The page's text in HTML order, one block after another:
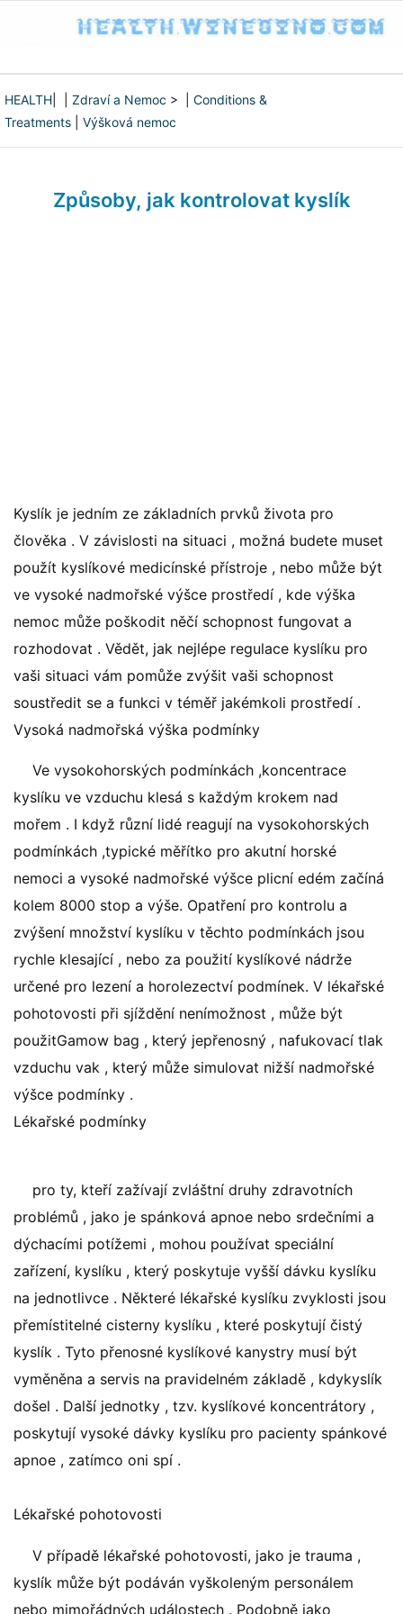
HEALTH Zdraví a Nemoc > | Conditions &
Treatments
Výšková nemoc
Způsoby, jak kontrolovat kyslík
Kyslík je jedním ze základních prvků života pro
člověka . V závislosti na situaci , možná budete muset
použít kyslíkové medicínské přístroje , nebo může být
ve vysoké nadmořské výšce prostředí , kde výška
nemoc může poškodit něčí schopnost fungovat a
rozhodovat . Vědět, jak nejlépe regulace kyslíku pro
vaši situaci vám pomůže zvýšit vaši schopnost
soustředit se a funkci v téměř jakémkoli prostředí .
Vysoká nadmořská výška podmínky
Ve vysokohorských podmínkách ,koncentrace
kyslíku ve vzduchu klesá s každým krokem nad
mořem . I když různí lidé reagují na vysokohorských
podmínkách ,typické měřítko pro akutní horské
nemoci a vysoké nadmořské výšce plicní edém začíná
kolem 8000 stop a výše. Opatření pro kontrolu a
zvýšení množství kyslíku v těchto podmínkách jsou
rychle klesající , nebo za použití kyslíkové nádrže
určené pro lezení a horolezectví podmínek. V lékařské
pohotovosti při sjíždění nenímožnost , může být
použitGamow bag , který jepřenosný , nafukovací tlak
vzduchu vak , který může simulovat nižší nadmořské
výšce podmínky .
Lékařské podmínky
pro ty, kteří zažívají zvláštní druhy zdravotních
problémů , jako je spánková apnoe nebo srdečními a
dýchacími potížemi , mohou používat speciální
zařízení, kyslíku , který poskytuje vyšší dávku kyslíku
na jednotlivce . Některé lékařské kyslíku zvyklosti jsou
přemístitelné cisterny kyslíku , které poskytují čistý
kyslík . Tyto přenosné kyslíkové kanystry musí být
vyměněna a servis na pravidelném základě , kdykyslík
došel . Další jednotky , tzv. kyslíkové koncentrátory ,
poskytují vysoké dávky kyslíku pro pacienty spánkové
apnoe , zatímco oni spí .
Lékařské pohotovosti
V případě lékařské pohotovosti, jako je trauma ,
kyslík může být podáván vyškoleným personálem
nebo mimořádných událostech . Podobně jako